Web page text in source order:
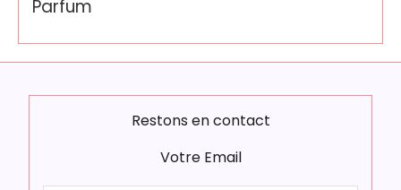
Parfum
Restons en contact
Votre Email